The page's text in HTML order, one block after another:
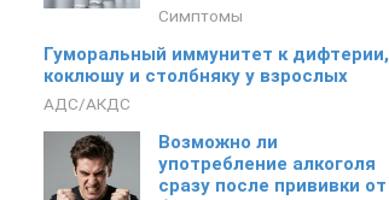
Симптомы
Гуморальный иммунитет к дифтерии,
коклюшу и столбняку у взрослых
АДС/АКДС
Возможно ли
употребление алкоголя
сразу после прививки от